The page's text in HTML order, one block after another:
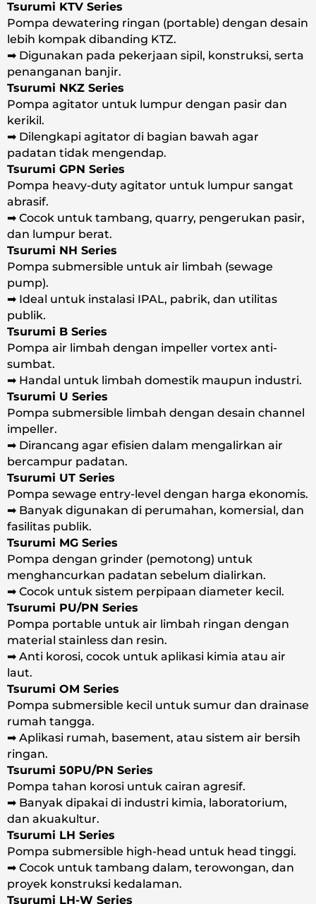
Tsurumi KTV Series
Pompa dewatering ringan (portable) dengan desain
lebih kompak dibanding KTZ.
➡ Digunakan pada pekerjaan sipil, konstruksi, serta
penanganan banjir.
Tsurumi NKZ Series
Pompa agitator untuk lumpur dengan pasir dan
kerikil.
➡ Dilengkapi agitator di bagian bawah agar
padatan tidak mengendap.
Tsurumi GPN Series
Pompa heavy-duty agitator untuk lumpur sangat
abrasif.
➡ Cocok untuk tambang, quarry, pengerukan pasir,
dan lumpur berat.
Tsurumi NH Series
Pompa submersible untuk air limbah (sewage
pump).
➡ Ideal untuk instalasi IPAL, pabrik, dan utilitas
publik.
Tsurumi B Series
Pompa air limbah dengan impeller vortex anti-
sumbat.
➡ Handal untuk limbah domestik maupun industri.
Tsurumi U Series
Pompa submersible limbah dengan desain channel
impeller.
➡ Dirancang agar efisien dalam mengalirkan air
bercampur padatan.
Tsurumi UT Series
Pompa sewage entry-level dengan harga ekonomis.
➡ Banyak digunakan di perumahan, komersial, dan
fasilitas publik.
Tsurumi MG Series
Pompa dengan grinder (pemotong) untuk
menghancurkan padatan sebelum dialirkan.
➡ Cocok untuk sistem perpipaan diameter kecil.
Tsurumi PU/PN Series
Pompa portable untuk air limbah ringan dengan
material stainless dan resin.
➡ Anti korosi, cocok untuk aplikasi kimia atau air
laut.
Tsurumi OM Series
Pompa submersible kecil untuk sumur dan drainase
rumah tangga.
➡ Aplikasi rumah, basement, atau sistem air bersih
ringan.
Tsurumi 50PU/PN Series
Pompa tahan korosi untuk cairan agresif.
➡ Banyak dipakai di industri kimia, laboratorium,
dan akuakultur.
Tsurumi LH Series
Pompa submersible high-head untuk head tinggi.
➡ Cocok untuk tambang dalam, terowongan, dan
proyek konstruksi kedalaman.
Tsurumi LH-W Series